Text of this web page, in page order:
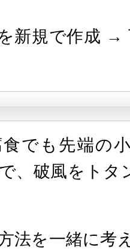
作成 → 瓦
でも先端の
、破風をトタ
法を一緒に考